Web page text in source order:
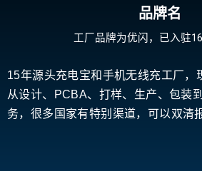
品牌名
工厂品牌为优闪，已入驻
15年源头充电宝和手机无线充工厂，
从设计、PCBA、打样、生产、包装
务，很多国家有特别渠道，可以双清